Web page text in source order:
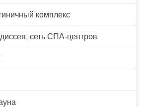
комплекс
сеть СПА-центров